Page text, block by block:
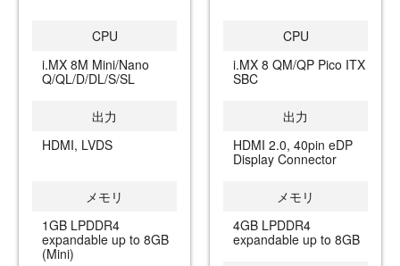
CPU
i.MX 8M Mini/Nano
Q/QL/D/DL/S/SL
出力
HDMI, LVDS
メモリ
1GB LPDDR4
expandable up to 8GB
(Mini)
CPU
i.MX 8 QM/QP Pico ITX
SBC
出力
HDMI 2.0, 40pin eDP
Display Connector
メモリ
4GB LPDDR4
expandable up to 8GB